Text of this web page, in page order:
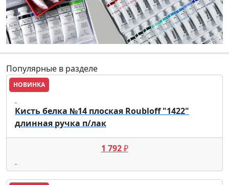
Популярные в разделе
НОВИНКА
Roubloff
Кисть белка №14 плоская Roubloff "1422"
длинная ручка п/лак
1 792₽